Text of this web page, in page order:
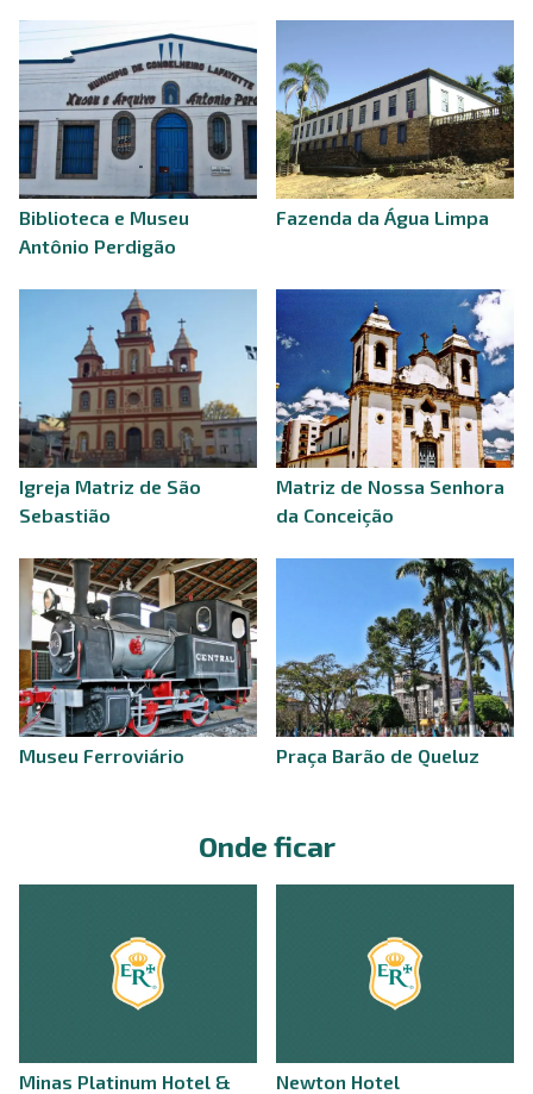
Biblioteca e Museu
Antônio Perdigão
Fazenda da Água Limpa
Igreja Matriz de São
Sebastião
Matriz de Nossa Senhora
da Conceição
Museu Ferroviário Praça Barão de Queluz
Onde ficar
Minas Platinum Hotel & Newton Hotel